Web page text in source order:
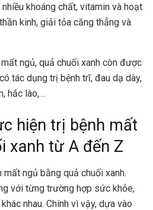
khoáng chất, vitamin và hoạt
kinh, giải tỏa căng thẳng và
ngủ, quả chuối xanh còn được
tác dụng trị bệnh trĩ, đau dạ dày,
hắc lào,…
hiện trị bệnh mất
xanh từ A đến Z
mất ngủ bằng quả chuối xanh.
với từng trường hợp sức khỏe,
nhau. Chính vì vậy, dựa vào